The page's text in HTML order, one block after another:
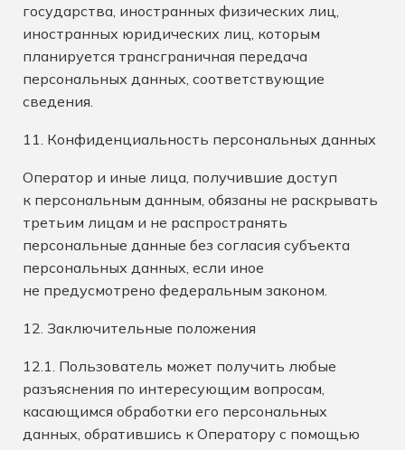
государства, иностранных физических лиц,
иностранных юридических лиц, которым
планируется трансграничная передача
персональных данных, соответствующие
сведения.
11. Конфиденциальность персональных данных
Оператор и иные лица, получившие доступ
к персональным данным, обязаны не раскрывать
третьим лицам и не распространять
персональные данные без согласия субъекта
персональных данных, если иное
не предусмотрено федеральным законом.
12. Заключительные положения
12.1. Пользователь может получить любые
разъяснения по интересующим вопросам,
касающимся обработки его персональных
данных, обратившись к Оператору с помощью